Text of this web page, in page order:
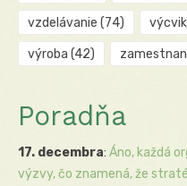
vzdelávanie (74)
výroba (42)
Poradňa
17. decembra: Áno, každá
výzvy, čo znamená, že